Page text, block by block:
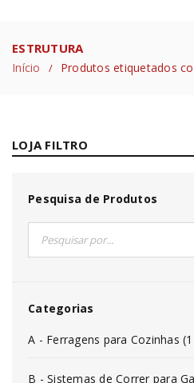
ESTRUTURA
Início / Produtos etiquetados
LOJA FILTRO
Pesquisa de Produtos
Categorias
A - Ferragens para Cozinhas
B - Sistemas de Correr para